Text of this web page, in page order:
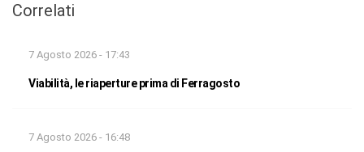
Correlati
7 Agosto 2026 - 17:43
Viabilità, le riaperture prima di Ferragosto
7 Agosto 2026 - 16:48